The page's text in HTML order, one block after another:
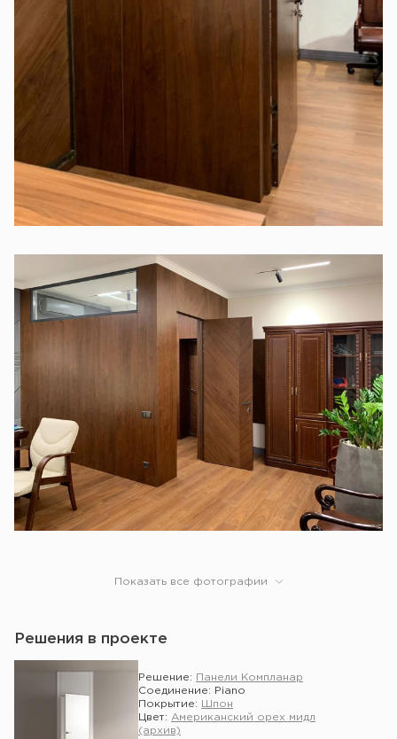
Показать все фотографии
Решения в проекте
Решение:
Панели Компланар
Соединение: Piano
Покрытие:
Шпон
Цвет: Американский орех мидл
(архив)